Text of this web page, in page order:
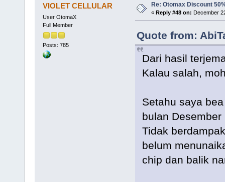
VIOLET CELLULAR
User OtomaX
Full Member
Posts: 785
Re: Otomax Discount
« Reply #48 on: December
Quote from:
Dari hasil
Kalau salah,
Setahu saya
bulan Desember
Tidak
belum
chip dan balik